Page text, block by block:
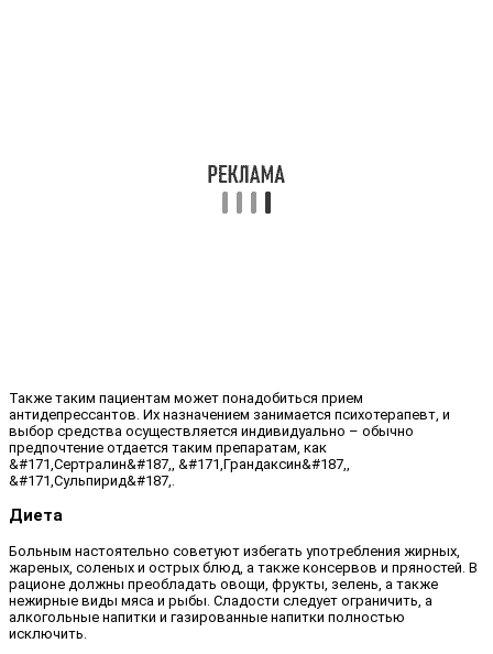
Также таким пациентам может понадобиться прием
антидепрессантов. Их назначением занимается психотерапевт, и
выбор средства осуществляется индивидуально – обычно
предпочтение отдается таким препаратам, как
&#171,Сертралин&#187,, &#171,Грандаксин&#187,,
&#171,Сульпирид&#187,.
Диета
Больным настоятельно советуют избегать употребления жирных,
жареных, соленых и острых блюд, а также консервов и пряностей. В
рационе должны преобладать овощи, фрукты, зелень, а также
нежирные виды мяса и рыбы. Сладости следует ограничить, а
алкогольные напитки и газированные напитки полностью
исключить.